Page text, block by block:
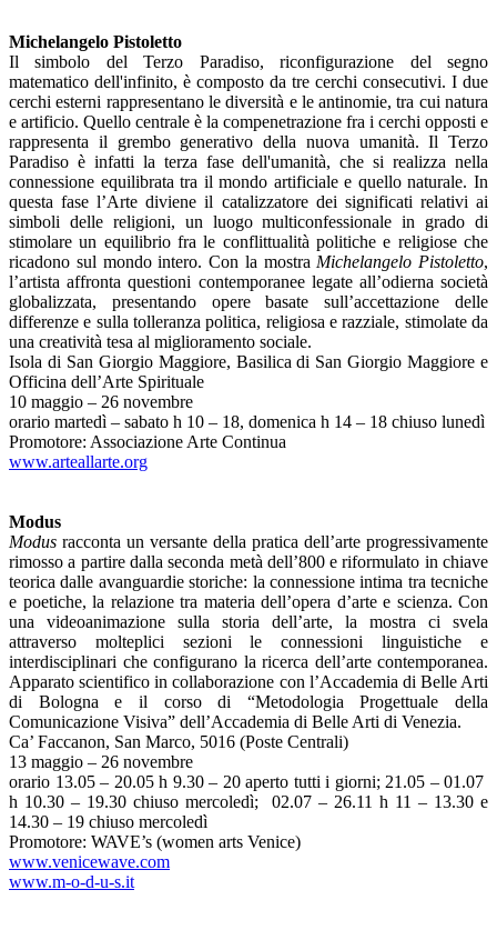
Michelangelo Pistoletto
Il simbolo del Terzo Paradiso, riconfigurazione del segno
matematico dell'infinito, è composto da tre cerchi consecutivi. I due
cerchi esterni rappresentano le diversità e le antinomie, tra cui natura
e artificio. Quello centrale è la compenetrazione fra i cerchi opposti e
rappresenta il grembo generativo della nuova umanità. Il Terzo
Paradiso è infatti la terza fase dell'umanità, che si realizza nella
connessione equilibrata tra il mondo artificiale e quello naturale. In
questa fase l’Arte diviene il catalizzatore dei significati relativi ai
simboli delle religioni, un luogo multiconfessionale in grado di
stimolare un equilibrio fra le conflittualità politiche e religiose che
ricadono sul mondo intero. Con la mostra Michelangelo Pistoletto,
l’artista affronta questioni contemporanee legate all’odierna società
globalizzata, presentando opere basate sull’accettazione delle
differenze e sulla tolleranza politica, religiosa e razziale, stimolate da
una creatività tesa al miglioramento sociale.
Isola di San Giorgio Maggiore, Basilica di San Giorgio Maggiore e
Officina dell’Arte Spirituale
10 maggio – 26 novembre
orario martedì – sabato h 10 – 18, domenica h 14 – 18 chiuso lunedì
Promotore: Associazione Arte Continua
www.arteallarte.org
Modus
Modus racconta un versante della pratica dell’arte progressivamente
rimosso a partire dalla seconda metà dell’800 e riformulato in chiave
teorica dalle avanguardie storiche: la connessione intima tra tecniche
e poetiche, la relazione tra materia dell’opera d’arte e scienza. Con
una videoanimazione sulla storia dell’arte, la mostra ci svela
attraverso molteplici sezioni le connessioni linguistiche e
interdisciplinari che configurano la ricerca dell’arte contemporanea.
Apparato scientifico in collaborazione con l’Accademia di Belle Arti
di Bologna e il corso di “Metodologia Progettuale della
Comunicazione Visiva” dell’Accademia di Belle Arti di Venezia.
Ca’ Faccanon, San Marco, 5016 (Poste Centrali)
13 maggio – 26 novembre
orario 13.05 – 20.05 h 9.30 – 20 aperto tutti i giorni; 21.05 – 01.07
h 10.30 – 19.30 chiuso mercoledì; 02.07 – 26.11 h 11 – 13.30 e
14.30 – 19 chiuso mercoledì
Promotore: WAVE’s (women arts Venice)
www.venicewave.com
www.m-o-d-u-s.it